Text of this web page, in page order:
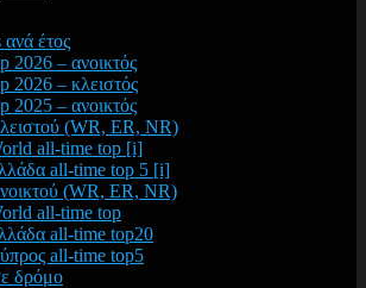
έτος
2026 – ανοικτός
2026 – κλειστός
2025 – ανοικτός
(WR, ER, NR)
all-time top [i]
all-time top 5 [i]
(WR, ER, NR)
all-time top
all-time top20
all-time top5
δρόμο